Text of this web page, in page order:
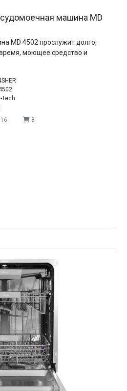
машина MD
MD 4502 прослужит долго,
моющее средство и
Tech
16 8